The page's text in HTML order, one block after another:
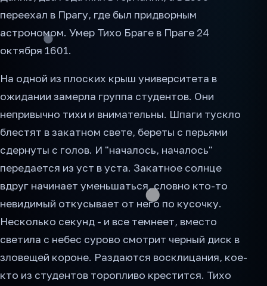
переехал в Прагу, где был придворным
астрономом. Умер Тихо Браге в Праге 24
октября 1601.
На одной из плоских крыш университета в
ожидании замерла группа студентов. Они
непривычно тихи и внимательны. Шпаги тускло
блестят в закатном свете, береты с перьями
сдернуты с голов. И "началось, началось"
передается из уст в уста. Закатное солнце
вдруг начинает уменьшаться, словно кто-то
невидимый откусывает от него по кусочку.
Несколько секунд - и все темнеет, вместо
светила с небес сурово смотрит черный диск в
зловещей короне. Раздаются восклицания, кое-
кто из студентов торопливо крестится. Тихо